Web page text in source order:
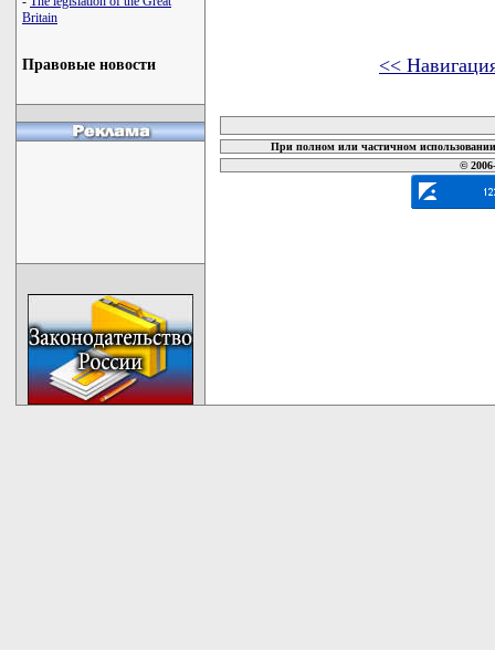
Britain
Правовые новости
<<
При полном или частичном
©